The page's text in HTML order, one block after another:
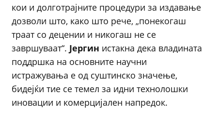
кои и долготрајните процедури за издавање
дозволи што, како што рече, „понекогаш
траат со децении и никогаш не се
завршуваат“. Јергин истакна дека владината
поддршка на основните научни
истражувања е од суштинско значење,
бидејќи тие се темел за идни технолошки
иновации и комерцијален напредок.